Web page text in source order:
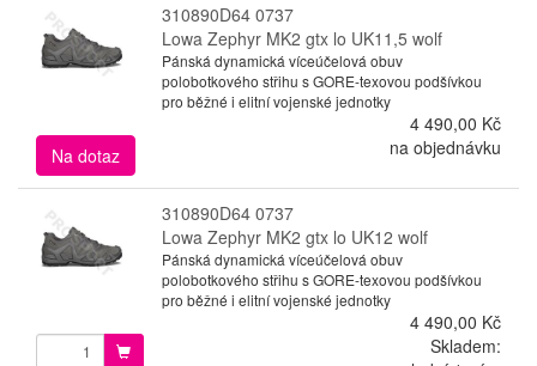
310890D64 0737
Lowa Zephyr MK2 gtx lo UK11,5 wolf
Pánská dynamická víceúčelová obuv
polobotkového střihu s GORE-texovou podšívkou
pro běžné i elitní vojenské jednotky
4 490,00 Kč
Na dotaz
na objednávku
310890D64 0737
Lowa Zephyr MK2 gtx lo UK12 wolf
Pánská dynamická víceúčelová obuv
polobotkového střihu s GORE-texovou podšívkou
pro běžné i elitní vojenské jednotky
4 490,00 Kč
Skladem: